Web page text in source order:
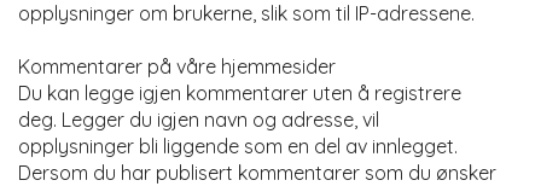
opplysninger om brukerne, slik som til IP-adressene.
Kommentarer på våre hjemmesider
Du kan legge igjen kommentarer uten å registrere
deg. Legger du igjen navn og adresse, vil
opplysninger bli liggende som en del av innlegget.
Dersom du har publisert kommentarer som du ønsker